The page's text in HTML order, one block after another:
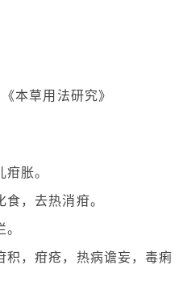
本草用法研究》
疳胀。
食，去热消疳。
积，疳疮，热病谵妄，毒痢